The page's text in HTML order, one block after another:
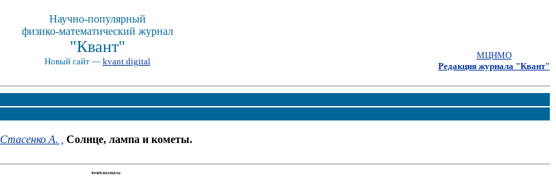
Научно-популярный
физико-математический журнал
"Квант"
Новый сайт — kvant.digital
МЦНМО
Редакция журнала "Квант"
Стасенко А. , Солнце, лампа и кометы.